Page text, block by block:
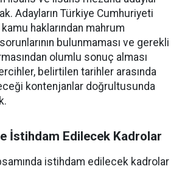
Adayların Türkiye Cumhuriyeti
kamu haklarından mahrum
bulunmaması ve gerekli
olumlu sonuç alması
belirtilen tarihler arasında
kontenjanlar doğrultusunda
İstihdam Edilecek Kadrolar
istihdam edilecek kadrolar